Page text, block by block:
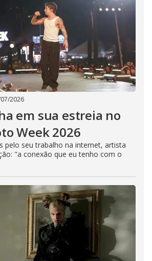
2026
em sua estreia no
Week 2026
pelo seu trabalho na internet, artista
"a conexão que eu tenho com o